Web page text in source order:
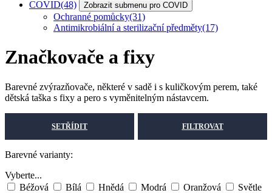
COVID(48) Zobrazit submenu pro COVID
Ochranné pomůcky(31)
Antimikrobiální a sterilizační předměty(17)
Značkovače a fixy
Barevné zvýrazňovače, některé v sadě i s kuličkovým perem, také
dětská taška s fixy a pero s vyměnitelným nástavcem.
SETŘÍDIT FILTROVAT
Barevné varianty:
Vyberte...
Béžová
Bílá Hnědá Modrá Oranžová
Světle